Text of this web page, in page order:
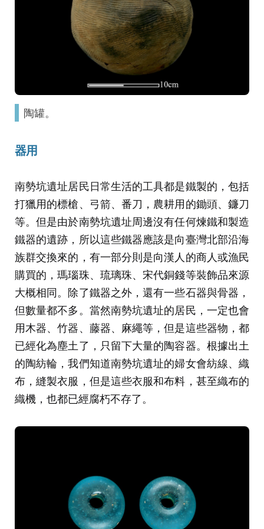
陶罐。
器用
南勢坑遺址居民日常生活的工具都是鐵製的，包括
打獵用的標槍、弓箭、番刀，農耕用的鋤頭、鐮刀
等。但是由於南勢坑遺址周邊沒有任何煉鐵和製造
鐵器的遺跡，所以這些鐵器應該是向臺灣北部沿海
族群交換來的，有一部分則是向漢人的商人或漁民
購買的，瑪瑙珠、琉璃珠、宋代銅錢等裝飾品來源
大概相同。除了鐵器之外，還有一些石器與骨器，
但數量都不多。當然南勢坑遺址的居民，一定也會
用木器、竹器、藤器、麻繩等，但是這些器物，都
已經化為塵土了，只留下大量的陶容器。根據出土
的陶紡輪，我們知道南勢坑遺址的婦女會紡線、織
布，縫製衣服，但是這些衣服和布料，甚至織布的
織機，也都已經腐朽不存了。